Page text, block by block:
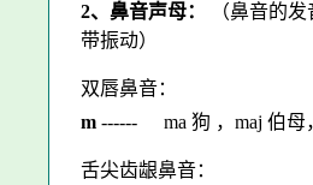
2、鼻音声母：
（鼻音的
带振动）
双唇鼻音：
m ------ ma 狗 ，maj 伯母
舌尖齿龈鼻音：